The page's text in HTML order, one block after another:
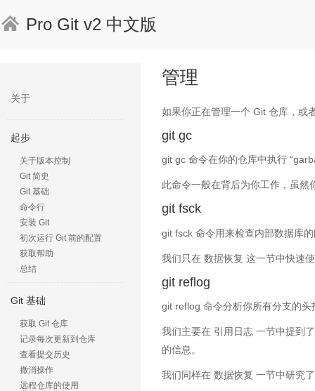
Pro Git v2 中文版
关于
起步
关于版本控制
Git 简史
Git 基础
命令行
安装 Git
初次运行 Git 前的配置
获取帮助
总结
Git 基础
获取 Git 仓库
记录每次更新到仓库
查看提交历史
撤消操作
远程仓库的使用
管理
如果你正在管理一个 Git 仓库，或
git gc
git gc 命令在你的仓库中执行
此命令一般在背后为你工作，虽
git fsck
git fsck 命令用来检查内部数据库
我们只在 数据恢复 这一节中快速
git reflog
git reflog 命令分析你所有分支的
我们主要在 引用日志 一节中提到
的信息。
我们同样在 数据恢复 一节中研究